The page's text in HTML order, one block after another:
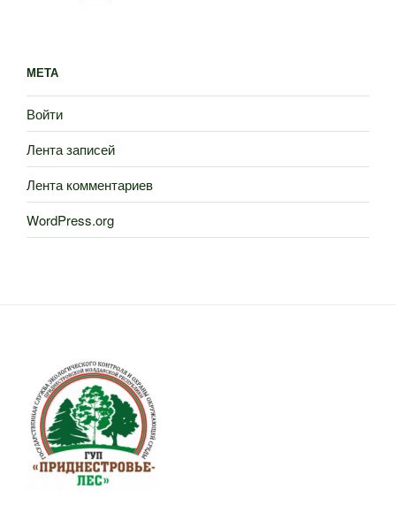
МЕТА
Войти
Лента записей
Лента комментариев
WordPress.org